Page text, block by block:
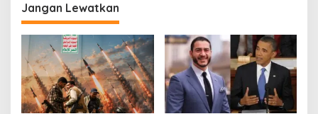
Jangan Lewatkan